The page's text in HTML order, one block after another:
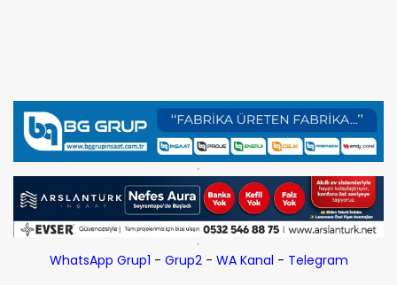
WhatsApp Grup1 - Grup2- WA Kanal - Telegram